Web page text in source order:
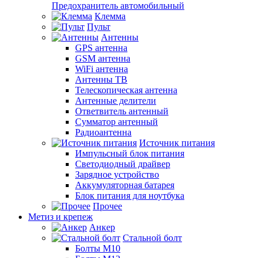
Предохранитель автомобильный
Клемма
Пульт
Антенны
GPS антенна
GSM антенна
WiFi антенна
Антенны ТВ
Телескопическая антенна
Антенные делители
Ответвитель антенный
Сумматор антенный
Радиоантенна
Источник питания
Импульсный блок питания
Светодиодный драйвер
Зарядное устройство
Аккумуляторная батарея
Блок питания для ноутбука
Прочее
Метиз и крепеж
Анкер
Стальной болт
Болты М10